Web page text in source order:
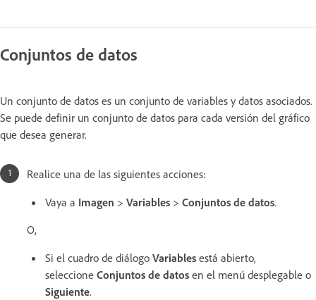
Conjuntos de datos
Un conjunto de datos es un conjunto de variables y datos asociados.
Se puede definir un conjunto de datos para cada versión del gráfico
que desea generar.
Realice una de las siguientes acciones:
Vaya a Imagen > Variables > Conjuntos de datos.
O,
Si el cuadro de diálogo Variables está abierto,
seleccione Conjuntos de datos en el menú desplegable o
Siguiente.